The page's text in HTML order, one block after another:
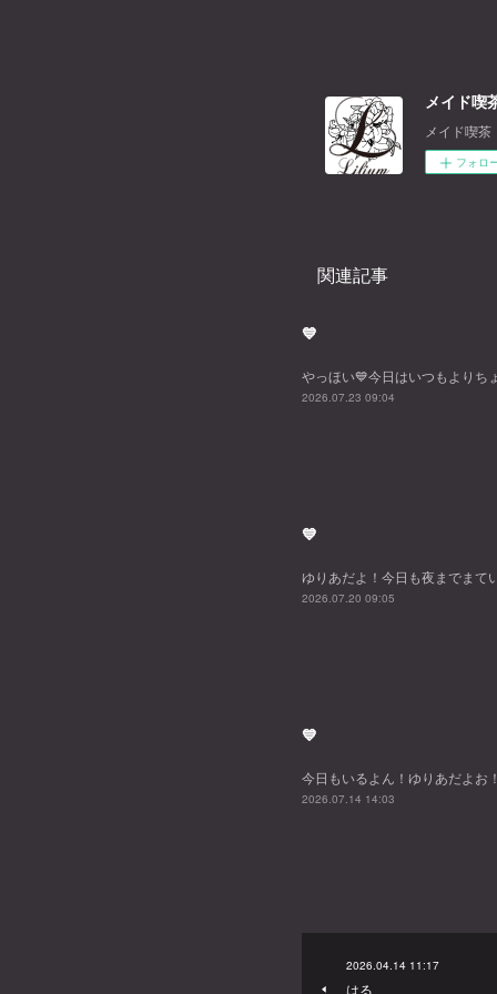
メイド喫
メイド喫茶
フォロ
関連記事
💙
やっほい💙今日はいつもよりち
2026.07.23 09:04
💙
ゆりあだよ！今日も夜までまて
2026.07.20 09:05
💙
今日もいるよん！ゆりあだよお！
2026.07.14 14:03
2026.04.14 11:17
はる